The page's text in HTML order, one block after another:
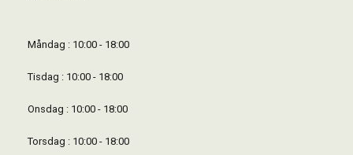
Måndag : 10:00 - 18:00
Tisdag : 10:00 - 18:00
Onsdag : 10:00 - 18:00
Torsdag : 10:00 - 18:00